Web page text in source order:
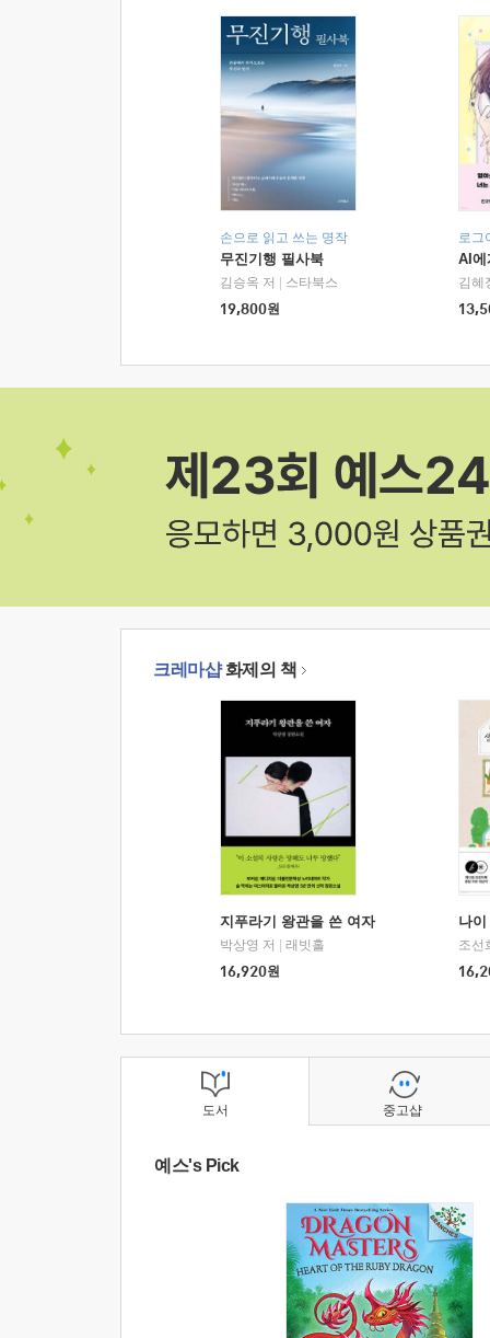
손으로 읽고 쓰는 명작
무진기행 필사북
김승옥 저
스타북스
19,800원
로그
AI에
김혜
크레마샵화제의 책
지푸라기 왕관을 쓴 여자
박상영 저
래빗홀
16,920원
나
조선
도서
예스's Pick
중고샵